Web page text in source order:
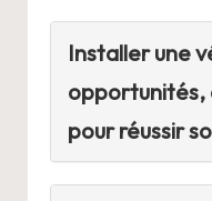
Installer une
opportunités,
pour réussir